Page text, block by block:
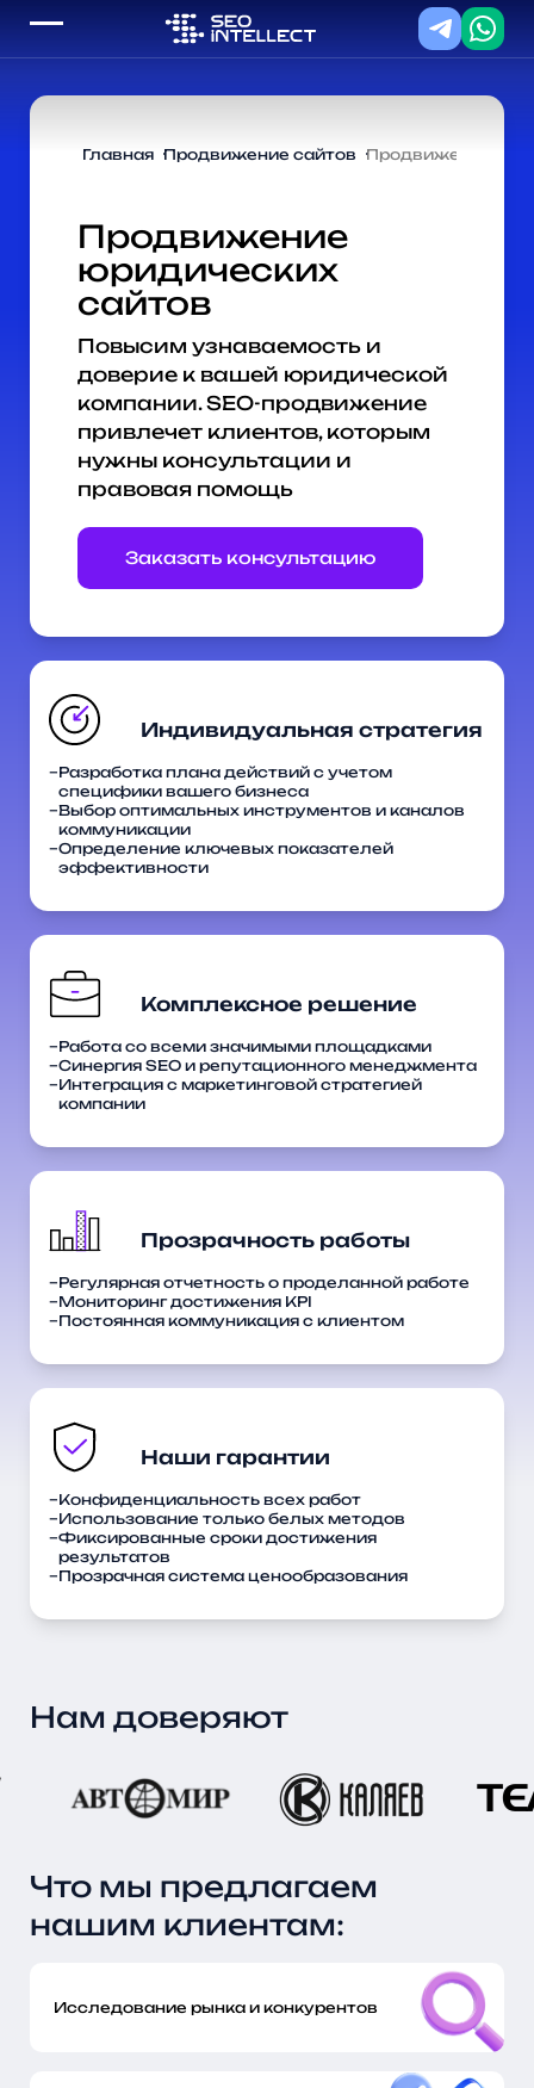
Главная Продвижение сайтов Продвижение
Продвижение
юридических
сайтов
Повысим узнаваемость и
доверие к вашей юридической
компании. SEO-продвижение
привлечет клиентов, которым
нужны консультации и
правовая помощь
Заказать консультацию
Разработка плана действий с учетом
специфики вашего бизнеса
Выбор оптимальных инструментов и каналов
коммуникации
Определение ключевых показателей
эффективности
Работа со всеми значимыми площадками
Синергия SEO и репутационного менеджмента
Интеграция с маркетинговой стратегией
компании
Регулярная отчетность о проделанной работе
Мониторинг достижения KPI
Постоянная коммуникация с клиентом
Конфиденциальность всех работ
Использование только белых методов
Фиксированные сроки достижения
результатов
Прозрачная система ценообразования
Нам доверяют
Что мы предлагаем
нашим клиентам:
Исследование рынка и конкурентов